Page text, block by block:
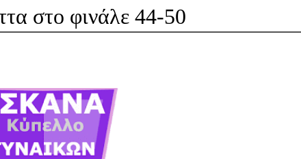
στο φινάλε 44-50